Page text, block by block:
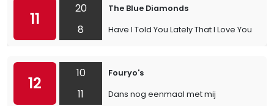
11
20
8
The Blue Diamonds
Have I Told You Lately That I Love You
12
10
11
Fouryo's
Dans nog eenmaal met mij